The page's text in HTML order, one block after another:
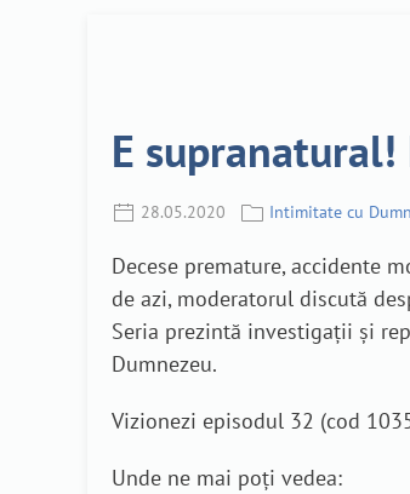
E
28.05.2020 Intimitate cu
Decese premature, accidente
de azi, moderatorul discută
Seria prezintă investigații și
Dumnezeu.
Vizionezi episodul 32 (cod
Unde ne mai poți vedea: